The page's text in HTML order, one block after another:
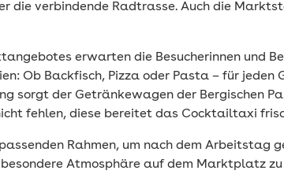
die verbindende Radtrasse. Auch die
erwarten die Besucherinnen und
Ob Backfisch, Pizza oder Pasta – für jeden
sorgt der Getränkewagen der Bergischen
fehlen, diese bereitet das Cocktailtaxi
Rahmen, um nach dem Arbeitstag
Atmosphäre auf dem Marktplatz zu